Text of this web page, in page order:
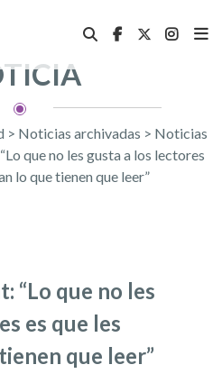
> Noticias archivadas > Noticias
que no les gusta a los lectores
lo que tienen que leer”
“Lo que no les
es que les
que leer”